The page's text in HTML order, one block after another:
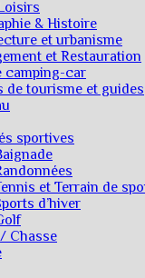
& Histoire
et urbanisme
et Restauration
camping-car
de tourisme et guides
sportives
et Terrain de
d’hiver
Chasse